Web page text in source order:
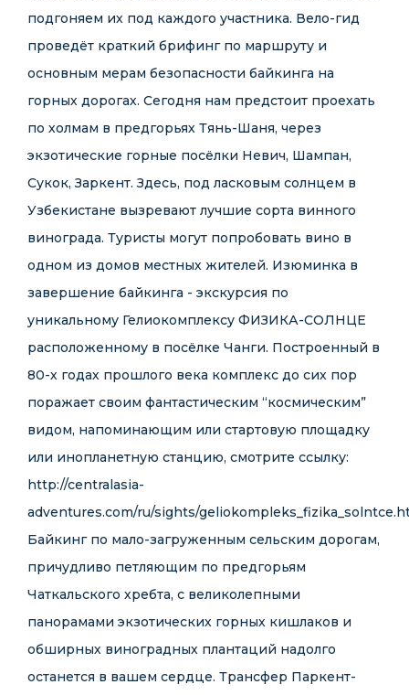
подгоняем их под каждого участника. Вело-гид
проведёт краткий брифинг по маршруту и
основным мерам безопасности байкинга на
горных дорогах. Сегодня нам предстоит проехать
по холмам в предгорьях Тянь-Шаня, через
экзотические горные посёлки Невич, Шампан,
Сукок, Заркент. Здесь, под ласковым солнцем в
Узбекистане вызревают лучшие сорта винного
винограда. Туристы могут попробовать вино в
одном из домов местных жителей. Изюминка в
завершение байкинга - экскурсия по
уникальному Гелиокомплексу ФИЗИКА-СОЛНЦЕ
расположенному в посёлке Чанги. Построенный в
80-х годах прошлого века комплекс до сих пор
поражает своим фантастическим “космическим”
видом, напоминающим или стартовую площадку
или инопланетную станцию, смотрите ссылку:
http://centralasia-
adventures.com/ru/sights/
Байкинг по мало-загруженным сельским дорогам,
причудливо петляющим по предгорьям
Чаткальского хребта, с великолепными
панорамами экзотических горных кишлаков и
обширных виноградных плантаций надолго
останется в вашем сердце. Трансфер Паркент-